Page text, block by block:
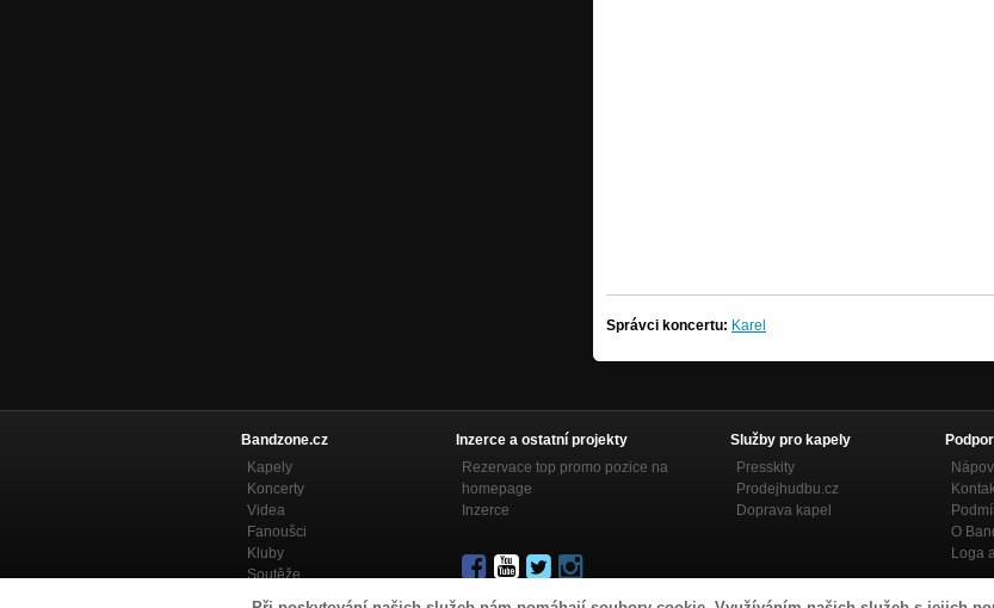
Správci koncertu: Karel
Bandzone.cz
Kapely
Koncerty
Videa
Fanoušci
Kluby
Soutěže
Bandzone.cz blog
Inzerce a ostatní projekty
Rezervace top promo pozice na
homepage
Inzerce
Služby pro kapely
Presskity
Prodejhudbu.cz
Doprava kapel
O
Loga